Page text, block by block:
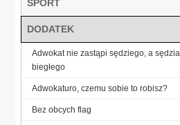
SPORT
DODATEK
Adwokat nie zastąpi sędziego, a sędzia
biegłego
Adwokaturo, czemu sobie to robisz?
Bez obcych flag